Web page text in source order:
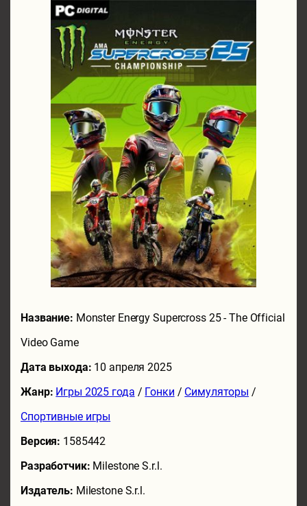
Название: Monster Energy Supercross 25 - The Official
Video Game
Дата выхода: 10 апреля 2025
Жанр: Игры 2025 года / Гонки / Симуляторы /
Спортивные игры
Версия: 1585442
Разработчик: Milestone S.r.l.
Издатель: Milestone S.r.l.